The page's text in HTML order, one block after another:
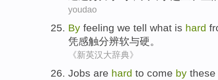
youdao
By feeling we tell what is hard
凭感触分辨软与硬。
《新英汉大辞典》
Jobs are hard to come by